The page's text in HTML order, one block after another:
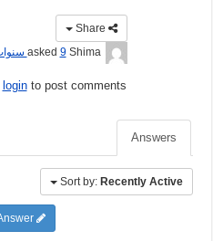
Shima
asked9 سنوات ago
loginto post comments
Answers
Sort by: Recently Active